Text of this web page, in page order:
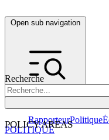
Open sub navigation
Recherche
POLICY AREAS
RapporteurPolitique
POLITIQUE